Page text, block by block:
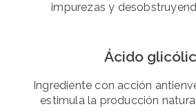
impurezas y
Ácido
Ingrediente con acción
estimula la producción